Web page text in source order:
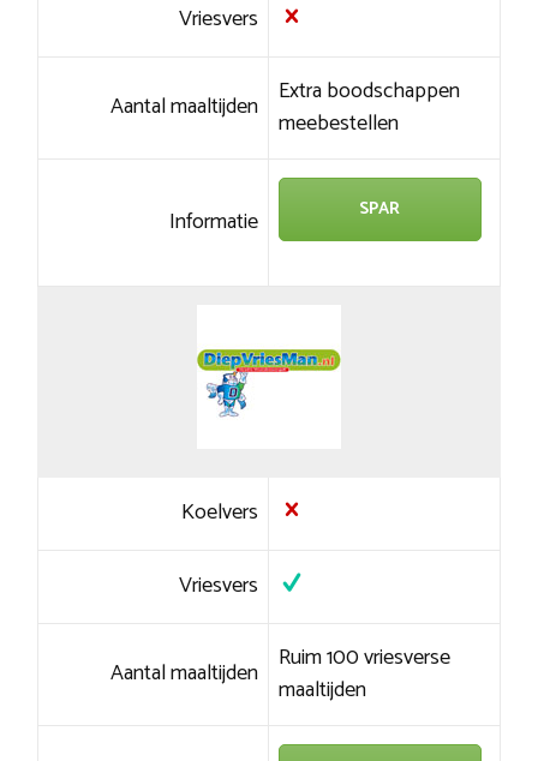
Vriesvers
Aantal maaltijden Extra boodschappen
meebestellen
Informatie SPAR
Koelvers
Vriesvers
Aantal maaltijden Ruim 100 vriesverse
maaltijden